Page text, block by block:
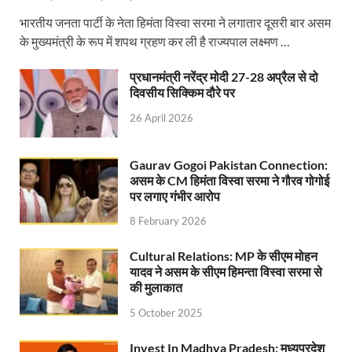
UP Rain Basera: योगी सरकार यात्रियों की सुरक्षा के
Indramani Badoni Jayanti: उत्तराखंड के गांधी को
CM Yogi meets Sify Chairman Raju Vegesna:
Kisan Samman Diwas: किसान सम्मान दिवस’ मनाएगी
UP Vidhan Sabha Budget: योगी सरकार ने
UP Vidhan Sabha:देश में दो नमूने हैं, जब कोई चर्चा
UP Rain Basera: ठंड में आने वाले फरियादियों के लिए
FCI News: पहली बार फूड कॉर्पोरेशन ऑफ इंडिया (FCI)
Shakti Sadan Yojana: संकटग्रस्त महिलाओं के लिए
भारतीय जनता पार्टी के नेता हिमंता विस्वा सरमा ने लगातार दूसरी बार असम
के मुख्यमंत्री के रूप में शपथ ग्रहण कर ली है राज्यपाल लक्ष्मण …
प्रधानमंत्री नरेंद्र मोदी 27-28 अप्रैल से दो
दिवसीय सिक्किम दौरे पर
26 April 2026
Gaurav Gogoi Pakistan Connection:
असम के CM हिमंता विस्वा सरमा ने गौरव गोगोई
पर लगाए गंभीर आरोप
8 February 2026
Cultural Relations: MP के सीएम मोहन
यादव ने असम के सीएम हिमन्ता विस्वा सरमा से
की मुलाकात
5 October 2025
Invest In Madhya Pradesh: मध्यप्रदेश